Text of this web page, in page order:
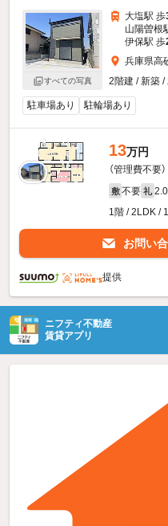
すべての写真
大塩駅 歩
山陽曽根
伊保駅 歩
兵庫県高
2階建 / 新築 /
駐車場あり 駐輪場あり
13万円
（管理費不要）
敷 不要 礼
1階 / 2LDK /
お問い
提供
ニフティ不動産
賃貸アプリ